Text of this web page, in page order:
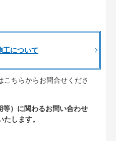
工について
ちらからお問合せくださ
）に関わるお問い合わせ
たします。